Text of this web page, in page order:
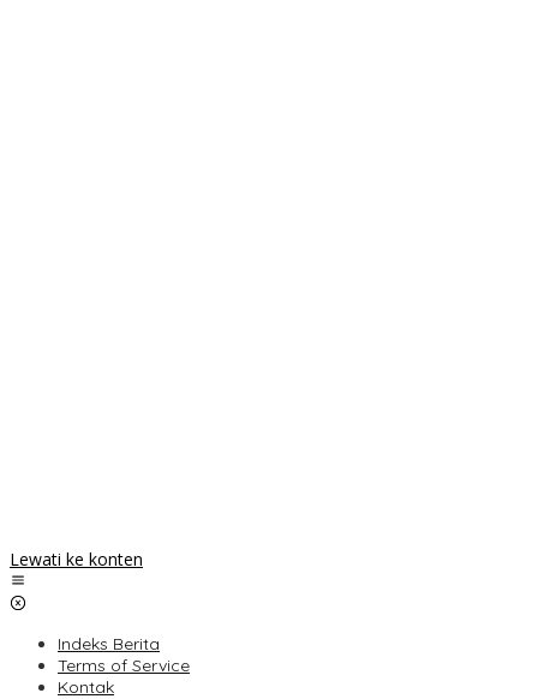
Lewati ke konten
Indeks Berita
Terms of Service
Kontak